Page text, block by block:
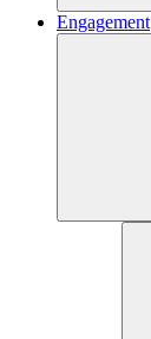
Engagement